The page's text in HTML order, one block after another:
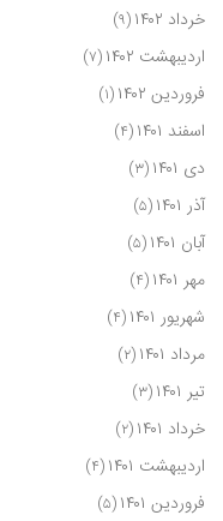
خرداد ۱۴۰۲ (۹)
اردیبهشت ۱۴۰۲ (۷)
فروردین ۱۴۰۲ (۱)
اسفند ۱۴۰۱ (۴)
دی ۱۴۰۱ (۳)
آذر ۱۴۰۱ (۵)
آبان ۱۴۰۱ (۵)
مهر ۱۴۰۱ (۴)
شهریور ۱۴۰۱ (۴)
مرداد ۱۴۰۱ (۲)
تیر ۱۴۰۱ (۳)
خرداد ۱۴۰۱ (۲)
اردیبهشت ۱۴۰۱ (۴)
فروردین ۱۴۰۱ (۵)